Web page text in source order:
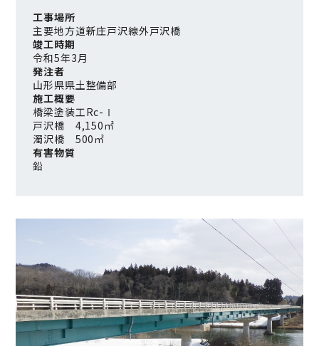
工事場所
主要地方道新庄戸沢線外戸沢橋
竣工時期
令和5年3月
発注者
山形県県土整備部
施工概要
橋梁塗装工Rc-Ⅰ
戸沢橋 4,150㎡
濁沢橋 500㎡
有害物質
鉛